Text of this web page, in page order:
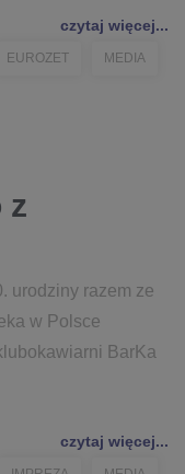
czytaj więcej...
EUROZET MEDIA
z
urodziny razem ze
w Polsce
BarKa
czytaj więcej...